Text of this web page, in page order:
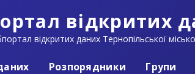
відкритих
відкритих даних Тернопільської
Розпорядники Групи